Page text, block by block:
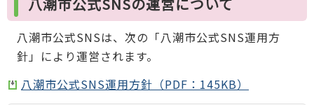
八潮市公式SNSは、次の「八潮市公式SNS運用方
針」により運営されます。
八潮市公式SNS運用方針（PDF：145KB）